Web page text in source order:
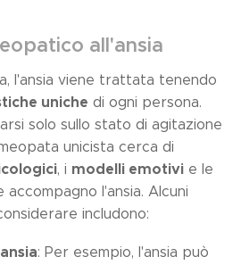
all'ansia
l'ansia viene trattata tenendo
uniche di ogni persona.
solo sullo stato di agitazione
unicista cerca di
, i modelli emotivi e le
accompagno l'ansia. Alcuni
includono:
: Per esempio, l'ansia può